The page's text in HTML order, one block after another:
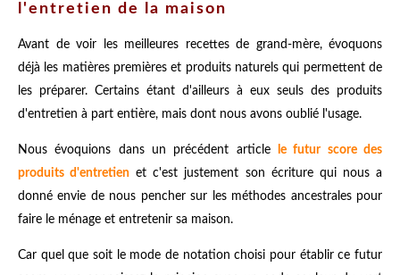
l'entretien de la maison
Avant de voir les meilleures recettes de grand-mère, évoquons
déjà les matières premières et produits naturels qui permettent de
les préparer. Certains étant d'ailleurs à eux seuls des produits
d'entretien à part entière, mais dont nous avons oublié l'usage.
Nous évoquions dans un précédent article
le futur score des
produits d'entretien et c'est justement son écriture qui nous a
donné envie de nous pencher sur les méthodes ancestrales pour
faire le ménage et entretenir sa maison.
Car quel que soit le mode de notation choisi pour établir ce futur